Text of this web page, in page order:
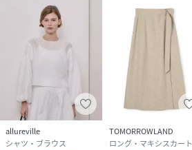
allureville
シャツ・ブラウス
TOMORROWLAND
ロング・マキシスカート